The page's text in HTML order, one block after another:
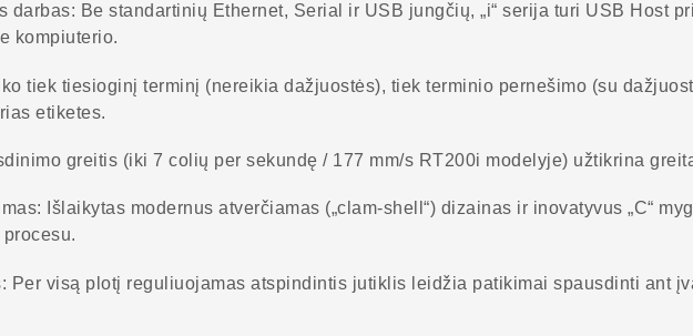
darbas: Be standartinių Ethernet, Serial ir USB jungčių, „i“ serija turi USB Host
kompiuterio.
tiek tiesioginį terminį (nereikia dažjuostės), tiek terminio pernešimo (su
etiketes.
greitis (iki 7 colių per sekundę / 177 mm/s RT200i modelyje) užtikrina
Išlaikytas modernus atverčiamas („clam-shell“) dizainas ir inovatyvus „C“
Per visą plotį reguliuojamas atspindintis jutiklis leidžia patikimai spausdinti ant